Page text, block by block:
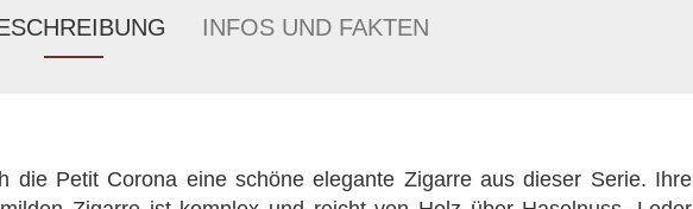
INFOS UND FAKTEN
die Petit Corona eine schöne elegante Zigarre aus dieser Serie. Ihre